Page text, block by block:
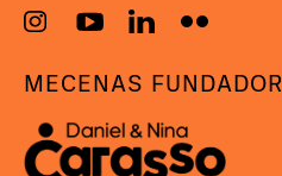
MECENAS FUNDADOR